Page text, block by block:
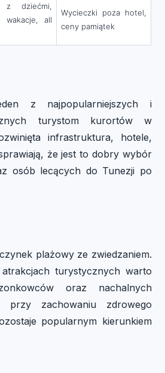
z dziećmi,
wakacje, all
Wycieczki poza hotel,
ceny pamiątek
z najpopularniejszych i
turystom kurortów w
infrastruktura, hotele,
że jest to dobry wybór
osób lecących do Tunezji po
plażowy ze zwiedzaniem.
turystycznych warto
oraz nachalnych
przy zachowaniu zdrowego
popularnym kierunkiem